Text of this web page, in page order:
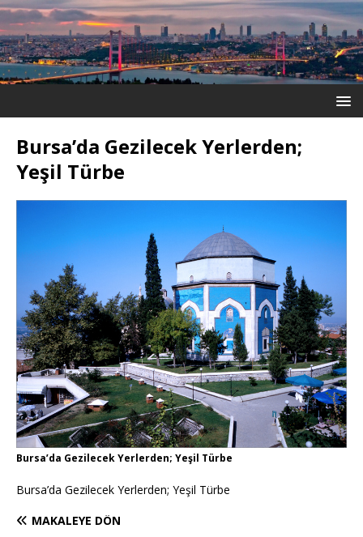
Bursa’da Gezilecek Yerlerden;
Yeşil Türbe
Bursa’da Gezilecek Yerlerden; Yeşil Türbe
Bursa’da Gezilecek Yerlerden; Yeşil Türbe
MAKALEYE DÖN